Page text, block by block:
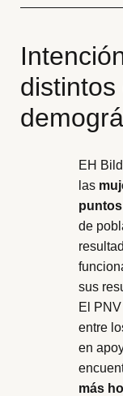
EH
las
de
sus
El
entre
en
más